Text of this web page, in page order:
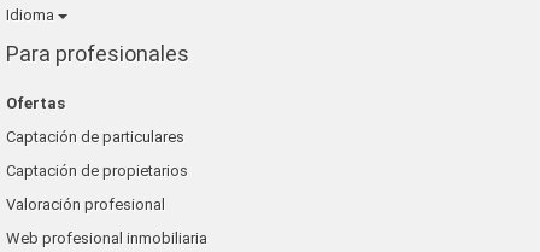
Idioma
Para profesionales
Ofertas
Captación de particulares
Captación de propietarios
Valoración profesional
Web profesional inmobiliaria